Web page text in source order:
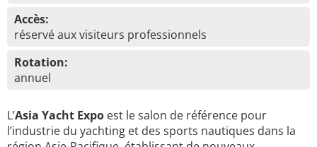
Accès:
réservé aux visiteurs professionnels
Rotation:
annuel
L’Asia Yacht Expo est le salon de référence pour
l’industrie du yachting et des sports nautiques dans la